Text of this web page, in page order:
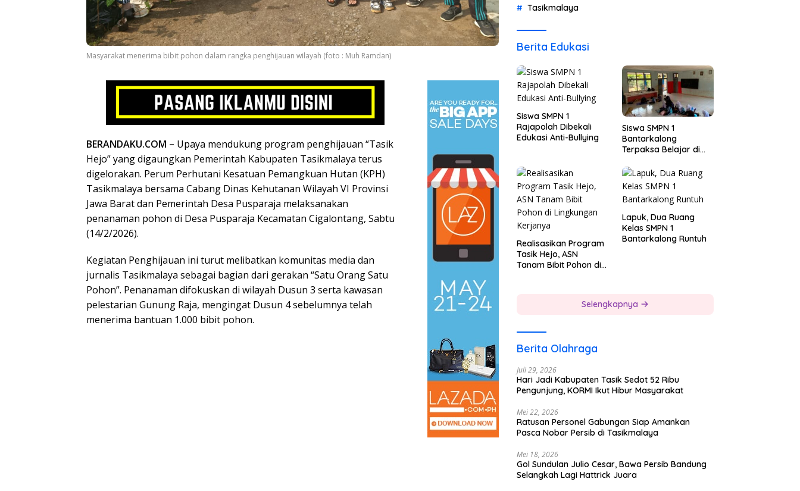
Masyarakat menerima bibit pohon dalam rangka penghijauan wilayah (foto : Muh Ramdan)
BERANDAKU.COM – Upaya mendukung program penghijauan “Tasik
Hejo” yang digaungkan Pemerintah Kabupaten Tasikmalaya terus
digelorakan. Perum Perhutani Kesatuan Pemangkuan Hutan (KPH)
Tasikmalaya bersama Cabang Dinas Kehutanan Wilayah VI Provinsi
Jawa Barat dan Pemerintah Desa Pusparaja melaksanakan
penanaman pohon di Desa Pusparaja Kecamatan Cigalontang, Sabtu
(14/2/2026).
Kegiatan Penghijauan ini turut melibatkan komunitas media dan
jurnalis Tasikmalaya sebagai bagian dari gerakan “Satu Orang Satu
Pohon”. Penanaman difokuskan di wilayah Dusun 3 serta kawasan
pelestarian Gunung Raja, mengingat Dusun 4 sebelumnya telah
menerima bantuan 1.000 bibit pohon.
Tasikmalaya
Berita Edukasi
Siswa SMPN 1
Rajapolah Dibekali
Edukasi Anti-Bullying
Siswa SMPN 1
Bantarkalong
Terpaksa Belajar di
Realisasikan Program
Tasik Hejo, ASN
Tanam Bibit Pohon di
Lapuk, Dua Ruang
Kelas SMPN 1
Bantarkalong Runtuh
Selengkapnya
Berita Olahraga
Juli 29, 2026
Hari Jadi Kabupaten Tasik Sedot 52 Ribu
Pengunjung, KORMI Ikut Hibur Masyarakat
Mei 22, 2026
Ratusan Personel Gabungan Siap Amankan
Pasca Nobar Persib di Tasikmalaya
Mei 18, 2026
Gol Sundulan Julio Cesar, Bawa Persib Bandung
Selangkah Lagi Hattrick Juara